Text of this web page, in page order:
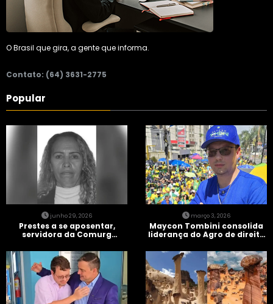
O Brasil que gira, a gente que informa.
Contato: (64) 3631-2775
Popular
junho 29, 2026
Prestes a se aposentar,
servidora da Comurg
entra em protocolo de
morte encefálica
março 3, 2026
Maycon Tombini consolida
liderança do Agro de direita
Brasil” em Goiânia